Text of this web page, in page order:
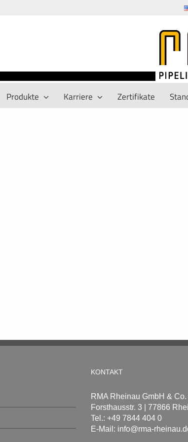
Produkte Karriere Zertifikate
KONTAKT
RMA Rheinau GmbH &
Forsthausstr. 3 | 77866
Tel.: +49 7844 404 0
E-Mail: info@rma-